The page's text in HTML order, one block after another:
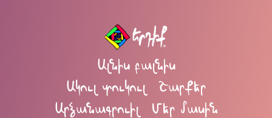
Ալնիս բալնիս
Ակուլ տուկուլ
Շարքեր
Արձանագրուիլ
Մեր մասին